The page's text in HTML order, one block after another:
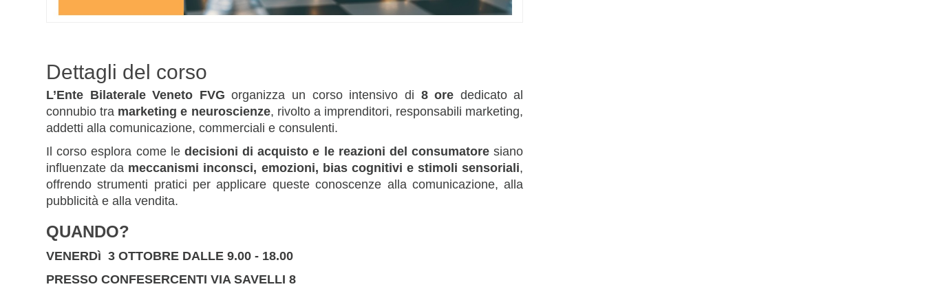
Dettagli del corso
L’Ente Bilaterale Veneto FVG organizza un corso intensivo di 8 ore dedicato al
connubio tra marketing e neuroscienze, rivolto a imprenditori, responsabili marketing,
addetti alla comunicazione, commerciali e consulenti.
Il corso esplora come le decisioni di acquisto e le reazioni del consumatore siano
influenzate da meccanismi inconsci, emozioni, bias cognitivi e stimoli sensoriali,
offrendo strumenti pratici per applicare queste conoscenze alla comunicazione, alla
pubblicità e alla vendita.
QUANDO?
VENERDì 3 OTTOBRE DALLE 9.00 - 18.00
PRESSO CONFESERCENTI VIA SAVELLI 8